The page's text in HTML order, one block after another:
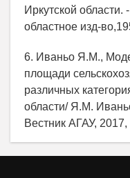
Иркутской области.
областное изд-
6. Иваньо Я.М.,
площади
различных
области/ Я.М.
Вестник АГАУ,